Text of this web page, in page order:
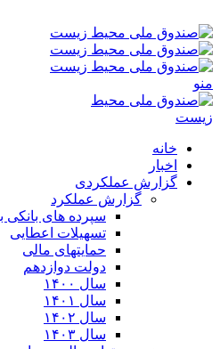
منو
خانه
اخبار
گزارش عملکردی
گزارش عملکرد
سپرده های بانکی
تسهیلات اعطایی
حمایتهای مالی
دولت دوازدهم
سال ۱۴۰۰
سال ۱۴۰۱
سال ۱۴۰۲
سال ۱۴۰۳